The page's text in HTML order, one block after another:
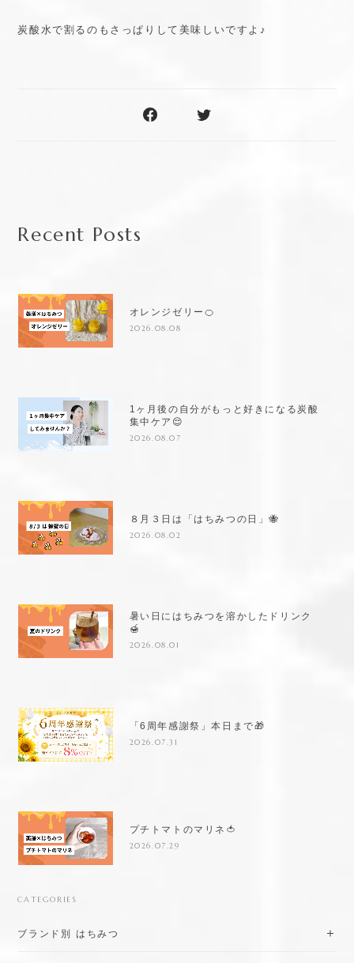
炭酸水で割るのもさっぱりして美味しいですよ♪
Recent Posts
オレンジゼリー🍊
2026.08.08
1ヶ月後の自分がもっと好きになる炭酸
集中ケア😌
2026.08.07
８月３日は「はちみつの日」🐝
2026.08.02
暑い日にはちみつを溶かしたドリンク
🍯
2026.08.01
「6周年感謝祭」本日まで🎁
2026.07.31
プチトマトのマリネ🍅
2026.07.29
CATEGORIES
ブランド別 はちみつ